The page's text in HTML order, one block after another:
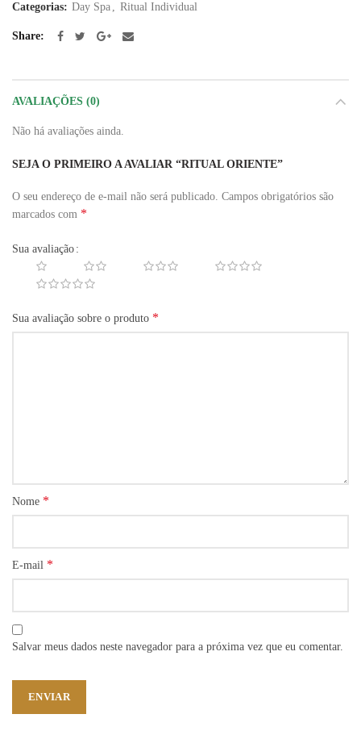
Categorias: Day Spa , Ritual Individual
Share
AVALIAÇÕES (0)
Não há avaliações ainda.
SEJA O PRIMEIRO A AVALIAR “RITUAL ORIENTE”
O seu endereço de e-mail não será publicado. Campos obrigatórios são
marcados com *
Sua avaliação
Sua avaliação sobre o produto *
Nome *
E-mail *
Salvar meus dados neste navegador para a próxima vez que eu comentar.